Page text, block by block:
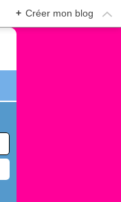
+ Créer mon blog